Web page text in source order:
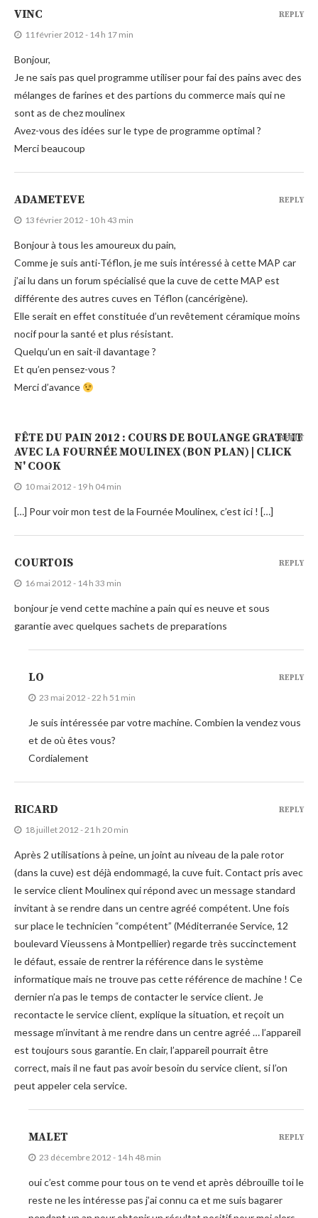
VINC
11 février 2012 - 14 h 17 min
Bonjour,
Je ne sais pas quel programme utiliser pour fai des pains avec des
mélanges de farines et des partions du commerce mais qui ne
sont as de chez moulinex
Avez-vous des idées sur le type de programme optimal ?
Merci beaucoup
REPLY
ADAMETEVE
13 février 2012 - 10 h 43 min
Bonjour à tous les amoureux du pain,
Comme je suis anti-Téflon, je me suis intéressé à cette MAP car
j’ai lu dans un forum spécialisé que la cuve de cette MAP est
différente des autres cuves en Téflon (cancérigène).
Elle serait en effet constituée d’un revêtement céramique moins
nocif pour la santé et plus résistant.
Quelqu’un en sait-il davantage ?
Et qu’en pensez-vous ?
Merci d’avance
REPLY
FÊTE DU PAIN 2012 : COURS DE BOULANGE GRATUIT
AVEC LA FOURNÉE MOULINEX (BON PLAN) | CLICK
N' COOK
10 mai 2012 - 19 h 04 min
[…] Pour voir mon test de la Fournée Moulinex, c’est ici ! […]
REPLY
COURTOIS
16 mai 2012 - 14 h 33 min
bonjour je vend cette machine a pain qui es neuve et sous
garantie avec quelques sachets de preparations
REPLY
LO
23 mai 2012 - 22 h 51 min
Je suis intéressée par votre machine. Combien la vendez vous
et de où êtes vous?
Cordialement
REPLY
RICARD
18 juillet 2012 - 21 h 20 min
Après 2 utilisations à peine, un joint au niveau de la pale rotor
(dans la cuve) est déjà endommagé, la cuve fuit. Contact pris avec
le service client Moulinex qui répond avec un message standard
invitant à se rendre dans un centre agréé compétent. Une fois
sur place le technicien “compétent” (Méditerranée Service, 12
boulevard Vieussens à Montpellier) regarde très succinctement
le défaut, essaie de rentrer la référence dans le système
informatique mais ne trouve pas cette référence de machine ! Ce
dernier n’a pas le temps de contacter le service client. Je
recontacte le service client, explique la situation, et reçoit un
message m’invitant à me rendre dans un centre agréé … l’appareil
est toujours sous garantie. En clair, l’appareil pourrait être
correct, mais il ne faut pas avoir besoin du service client, si l’on
peut appeler cela service.
REPLY
MALET
23 décembre 2012 - 14 h 48 min
oui c’est comme pour tous on te vend et après débrouille toi le
reste ne les intéresse pas j’ai connu ca et me suis bagarer
REPLY